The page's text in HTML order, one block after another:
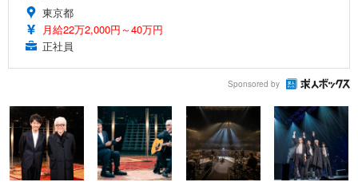
東京都
月給22万2,000円～40万円
正社員
Sponsored by